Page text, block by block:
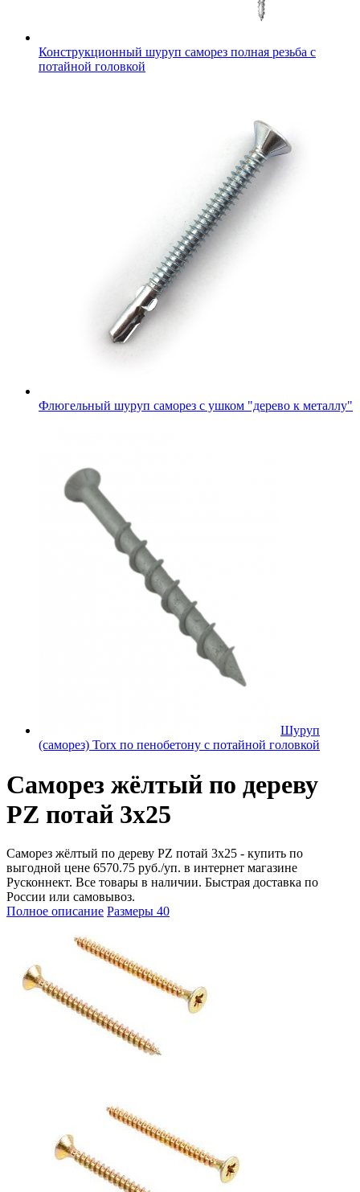
Конструкционный шуруп саморез полная резьба с
потайной головкой
Флюгельный шуруп саморез с ушком "дерево к металлу"
Шуруп
(саморез) Torx по пенобетону с потайной головкой
Саморез жёлтый по дереву
PZ потай 3х25
Саморез жёлтый по дереву PZ потай 3х25 - купить по
выгодной цене 6570.75 руб./уп. в интернет магазине
Русконнект. Все товары в наличии. Быстрая доставка по
России или самовывоз.
Полное описание Размеры 40